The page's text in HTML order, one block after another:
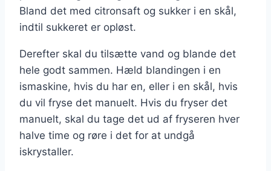
Bland det med citronsaft og sukker i en skål,
indtil sukkeret er opløst.
Derefter skal du tilsætte vand og blande det
hele godt sammen. Hæld blandingen i en
ismaskine, hvis du har en, eller i en skål, hvis
du vil fryse det manuelt. Hvis du fryser det
manuelt, skal du tage det ud af fryseren hver
halve time og røre i det for at undgå
iskrystaller.